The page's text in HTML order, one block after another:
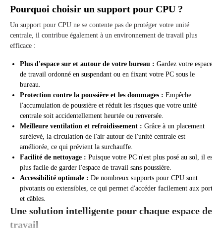
Pourquoi choisir un support pour CPU ?
Un support pour CPU ne se contente pas de protéger votre unité
centrale, il contribue également à un environnement de travail plus
efficace :
Plus d'espace sur et autour de votre bureau : Gardez votre espace
de travail ordonné en suspendant ou en fixant votre PC sous le
bureau.
Protection contre la poussière et les dommages : Empêche
l'accumulation de poussière et réduit les risques que votre unité
centrale soit accidentellement heurtée ou renversée.
Meilleure ventilation et refroidissement : Grâce à un placement
surélevé, la circulation de l'air autour de l'unité centrale est
améliorée, ce qui prévient la surchauffe.
Facilité de nettoyage : Puisque votre PC n'est plus posé au sol, il est
plus facile de garder l'espace de travail sans poussière.
Accessibilité optimale : De nombreux supports pour CPU sont
pivotants ou extensibles, ce qui permet d'accéder facilement aux ports
et câbles.
Une solution intelligente pour chaque espace de
travail